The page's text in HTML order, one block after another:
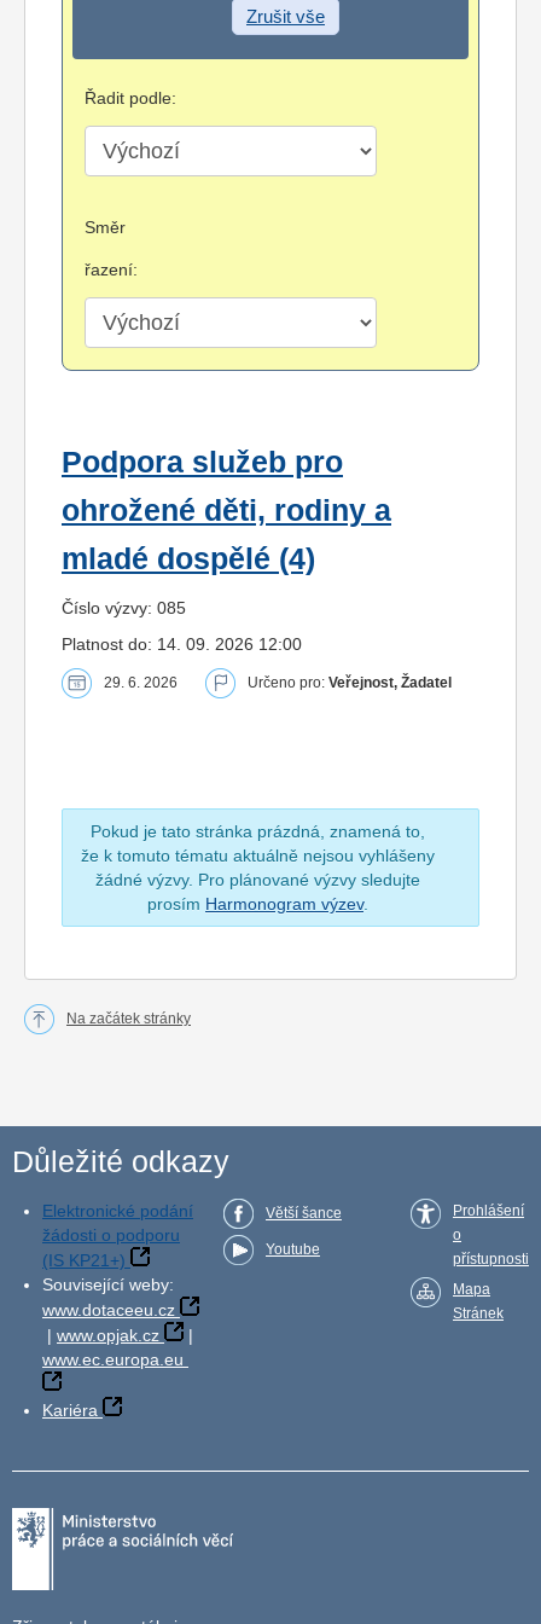
Zrušit vše
Řadit podle:
Směr
řazení:
Podpora služeb pro
ohrožené děti, rodiny a
mladé dospělé (4)
Číslo výzvy: 085
Platnost do: 14. 09. 2026 12:00
29. 6. 2026 Určeno pro: Veřejnost, Žadatel
Pokud je tato stránka prázdná, znamená to,
že k tomuto tématu aktuálně nejsou vyhlášeny
žádné výzvy. Pro plánované výzvy sledujte
prosím Harmonogram výzev.
Na začátek stránky
Důležité odkazy
Elektronické podání
žádosti o podporu
(IS KP21+)
Související weby:
www.dotaceeu.cz
| www.opjak.cz
|
www.ec.europa.eu
Kariéra
Větší šance
Youtube
Prohlášení
o
přístupnosti
Mapa
Stránek